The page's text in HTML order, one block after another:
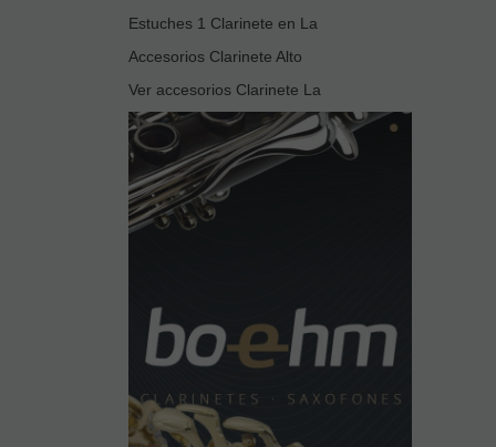
Estuches 1 Clarinete en La
Accesorios Clarinete Alto
Ver accesorios Clarinete La